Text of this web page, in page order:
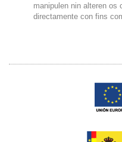
manipulen nin alteren os
directamente con fins